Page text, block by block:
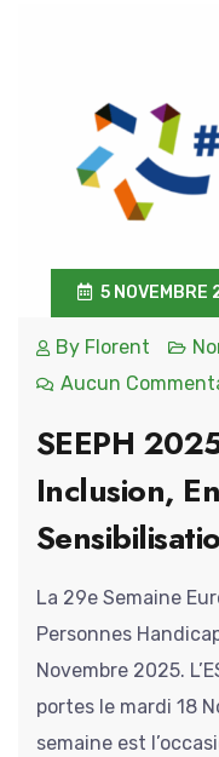
5 NOVEMBRE
By Florent
Aucun
SEEPH
Inclusion,
La 29e Semaine
Personnes
Novembre 2025.
portes le mardi 18
semaine est